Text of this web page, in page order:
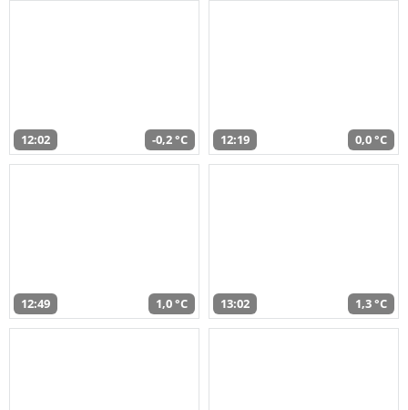
12:02 -0,2 °C 12:19 0,0 °C
12:49 1,0 °C 13:02 1,3 °C